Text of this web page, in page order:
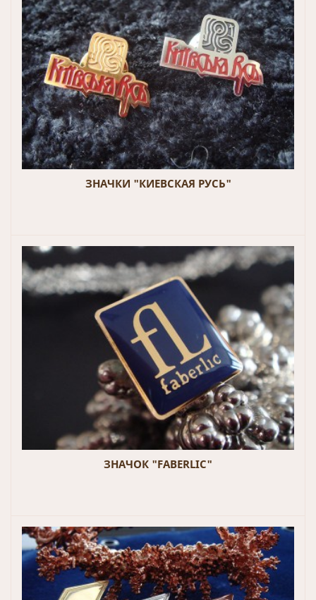
ЗНАЧКИ "КИЕВСКАЯ РУСЬ"
ЗНАЧОК "FABERLIC"